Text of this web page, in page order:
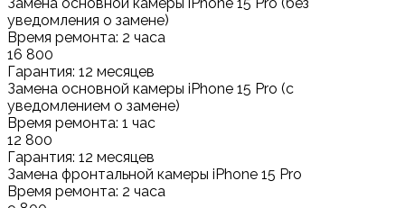
уведомления о замене)
Время ремонта: 2 часа
16 800
Гарантия: 12 месяцев
Замена основной камеры iPhone 15 Pro (с
уведомлением о замене)
Время ремонта: 1 час
12 800
Гарантия: 12 месяцев
Замена фронтальной камеры iPhone 15 Pro
Время ремонта: 2 часа